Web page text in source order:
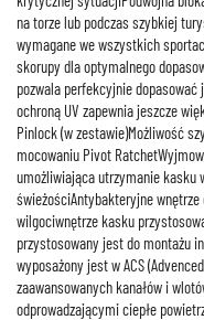
na torze lub podczas szybkiej
wymagane we wszystkich
skorupy dla optymalnego
pozwala perfekcyjnie dopasować
ochroną UV zapewnia jeszcze
Pinlock (w zestawie)Możliwość
mocowaniu Pivot
umożliwiająca utrzymanie kasku
świeżościAntybakteryjne
wilgociwnętrze kasku
przystosowany jest do montażu
wyposażony jest w ACS
zaawansowanych kanałów i
odprowadzającymi ciepłe